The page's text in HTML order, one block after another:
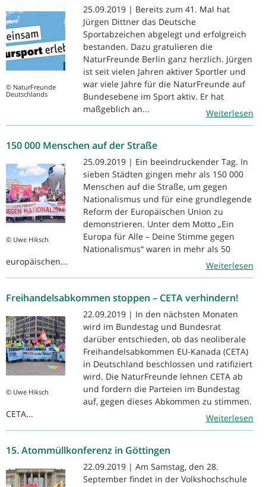
© NaturFreunde
Deutschlands
25.09.2019 | Bereits zum 41. Mal hat
Jürgen Dittner das Deutsche
Sportabzeichen abgelegt und erfolgreich
bestanden. Dazu gratulieren die
NaturFreunde Berlin ganz herzlich. Jürgen
ist seit vielen Jahren aktiver Sportler und
war viele Jahre für die NaturFreunde auf
Bundesebene im Sport aktiv. Er hat
maßgeblich an...
Weiterlesen
150 000 Menschen auf der Straße
© Uwe Hiksch
25.09.2019 | Ein beeindruckender Tag. In
sieben Städten gingen mehr als 150 000
Menschen auf die Straße, um gegen
Nationalismus und für eine grundlegende
Reform der Europäischen Union zu
demonstrieren. Unter dem Motto „Ein
Europa für Alle – Deine Stimme gegen
Nationalismus“ waren in mehr als 50
europäischen...
Weiterlesen
Freihandelsabkommen stoppen – CETA verhindern!
© Uwe Hiksch
22.09.2019 | In den nächsten Monaten
wird im Bundestag und Bundesrat
darüber entschieden, ob das neoliberale
Freihandelsabkommen EU-Kanada (CETA)
in Deutschland beschlossen und ratifiziert
wird. Die NaturFreunde lehnen CETA ab
und fordern die Parteien im Bundestag
auf, gegen dieses Abkommen zu stimmen.
CETA...
Weiterlesen
15. Atommüllkonferenz in Göttingen
22.09.2019 | Am Samstag, den 28.
September findet in der Volkshochschule